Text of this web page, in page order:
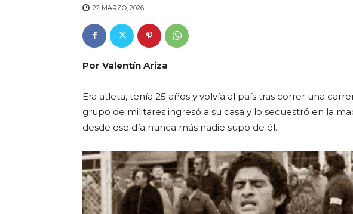
22 MARZO, 2026
Por Valentín Ariza
Era atleta, tenía 25 años y volvía al país tras correr una
grupo de militares ingresó a su casa y lo secuestró en la
desde ese día nunca más nadie supo de él.